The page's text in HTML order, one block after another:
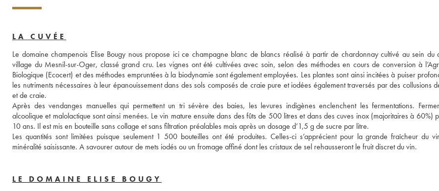
LA CUVÉE
Le domaine champenois Elise Bougy nous propose ici ce champagne blanc de blancs réalisé à partir de chardonnay cultivé au sein du
village du Mesnil-sur-Oger, classé grand cru. Les vignes ont été cultivées avec soin, selon des méthodes en cours de conversion à
Biologique (Ecocert) et des méthodes empruntées à la biodynamie sont également employées. Les plantes sont ainsi incitées à puiser
les nutriments nécessaires à leur épanouissement dans des sols composés de craie pure et iodées également traversés par des collusions
et de craie.
Après des vendanges manuelles qui permettent un tri sévère des baies, les levures indigènes enclenchent les fermentations.
alcoolique et malolactique sont ainsi menées. Le vin mature ensuite dans des fûts de 500 litres et dans des cuves inox (majoritaires à 60%)
10 ans. Il est mis en bouteille sans collage et sans filtration préalables mais après un dosage d’1,5 g de sucre par litre.
Les quantités sont limitées puisque seulement 1 500 bouteilles ont été produites. Celles-ci s’apprécient pour la grande fraîcheur du
minéralité saisissante. A savourer autour de mets iodés ou un fromage affiné dont les cristaux de sel rehausseront le fruit discret du vin.
LE DOMAINE ELISE BOUGY